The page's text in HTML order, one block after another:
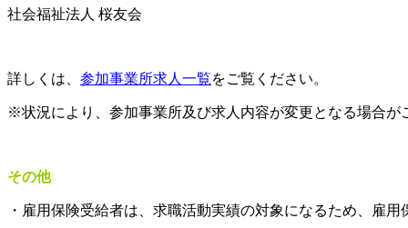
社会福祉法人 桜友会
詳しくは、 参加事業所求人一覧をご覧ください。
※状況により、参加事業所及び求人内容が変更となる場合
その他
・雇用保険受給者は、求職活動実績の対象になるため、雇